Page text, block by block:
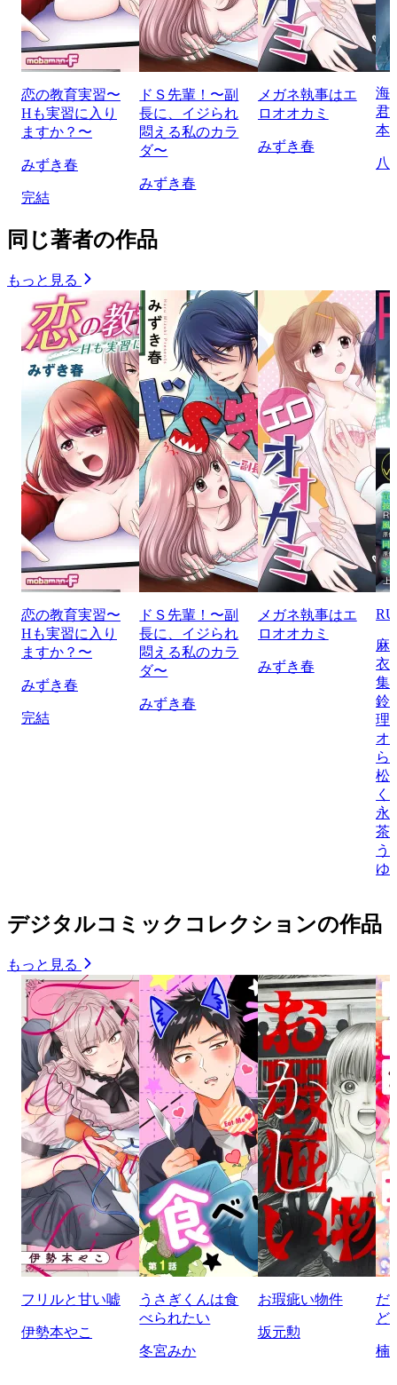
恋の教育実習〜
Hも実習に入り
ますか？〜
みずき春
完結
ドＳ先輩！〜副
長に、イジられ
悶える私のカラ
ダ〜
みずき春
メガネ執事はエ
ロオオカミ
みずき春
海
君
本
八
同じ著者の作品
もっと見る
恋の教育実習〜
Hも実習に入り
ますか？〜
みずき春
完結
ドＳ先輩！〜副
長に、イジられ
悶える私のカラ
ダ〜
みずき春
メガネ執事はエ
ロオオカミ
みずき春
麻
衣/
集
鈴/
理/
オ/
ら
松
く
永
茶
う
ゆ
デジタルコミックコレクションの作品
もっと見る
フリルと甘い嘘
伊勢本やこ
うさぎくんは食
べられたい
冬宮みか
お瑕疵い物件
坂元勲
だ
ど
楠